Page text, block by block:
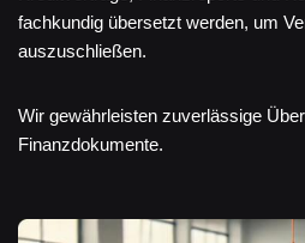
fachkundig übersetzt werden, um
auszuschließen.
Wir gewährleisten zuverlässige
Finanzdokumente.